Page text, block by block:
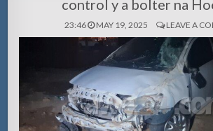
control y a bolter na
23:46 MAY 19, 2025 LEAVE A